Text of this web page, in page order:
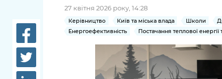
Керівництво КМДА
Рішення та розпорядження
Паспорт,
довідки
Лікарні
Освіта та
27 квітня 2026 року, 14:28
Керівництво Київ та міська влада Школи
Енергоефективність
Постачання теплової енергії